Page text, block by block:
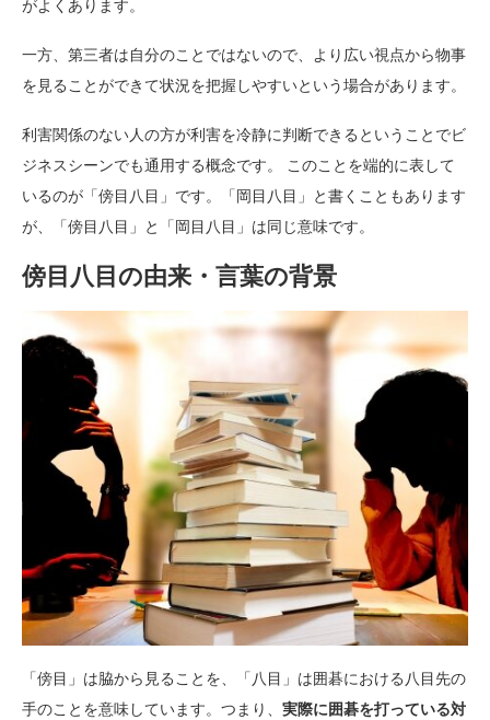
がよくあります。
一方、第三者は自分のことではないので、より広い視点から物事
を見ることができて状況を把握しやすいという場合があります。
利害関係のない人の方が利害を冷静に判断できるということでビ
ジネスシーンでも通用する概念です。 このことを端的に表して
いるのが「傍目八目」です。「岡目八目」と書くこともあります
が、「傍目八目」と「岡目八目」は同じ意味です。
傍目八目の由来・言葉の背景
「傍目」は脇から見ることを、「八目」は囲碁における八目先の
手のことを意味しています。つまり、 実際に囲碁を打っている対